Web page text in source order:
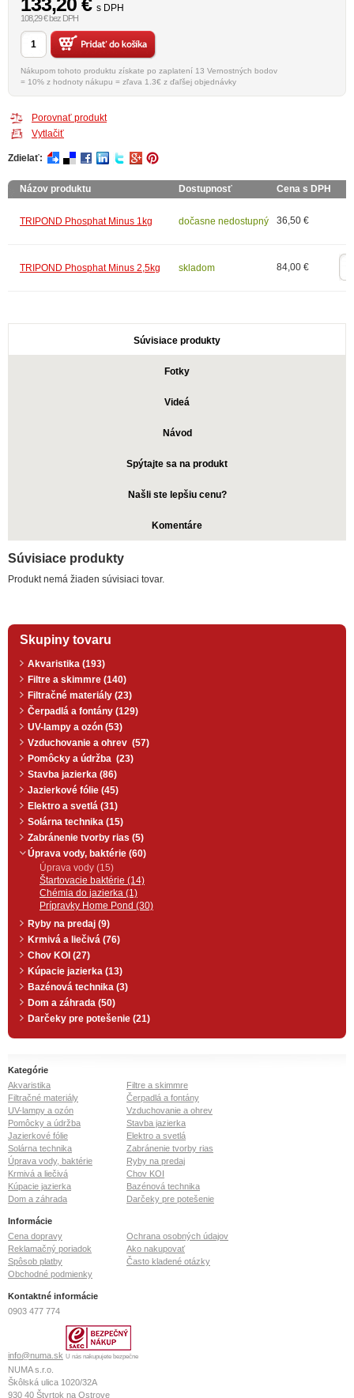
s DPH
108,29 € bez DPH
Nákupom tohoto produktu získate po zaplatení 13 Vernostných bodov
= 10% z hodnoty nákupu = zľava 1.3€ z ďaľšej objednávky
Porovnať produkt
Vytlačiť
Zdielať:
Názov produktu Dostupnosť Cena s DPH
TRIPOND Phosphat Minus 1kg dočasne nedostupný 36,50 €
TRIPOND Phosphat Minus 2,5kg skladom 84,00 €
Súvisiace produkty
Fotky
Videá
Návod
Spýtajte sa na produkt
Našli ste lepšiu cenu?
Komentáre
Súvisiace produkty
Produkt nemá žiaden súvisiaci tovar.
Skupiny tovaru
Akvaristika (193)
Filtre a skimmre (140)
Filtračné materiály (23)
Čerpadlá a fontány (129)
UV-lampy a ozón (53)
Vzduchovanie a ohrev (57)
Pomôcky a údržba (23)
Stavba jazierka (86)
Jazierkové fólie (45)
Elektro a svetlá (31)
Solárna technika (15)
Zabránenie tvorby rias (5)
Úprava vody, baktérie (60)
Úprava vody (15)
Štartovacie baktérie (14)
Chémia do jazierka (1)
Prípravky Home Pond (30)
Ryby na predaj (9)
Krmivá a liečivá (76)
Chov KOI (27)
Kúpacie jazierka (13)
Bazénová technika (3)
Dom a záhrada (50)
Darčeky pre potešenie (21)
Kategórie
Akvaristika
Filtre a skimmre
Filtračné materiály
Čerpadlá a fontány
UV-lampy a ozón
Vzduchovanie a ohrev
Pomôcky a údržba
Stavba jazierka
Jazierkové fólie
Elektro a svetlá
Solárna technika
Zabránenie tvorby rias
Úprava vody, baktérie
Ryby na predaj
Krmivá a liečivá
Chov KOI
Kúpacie jazierka
Bazénová technika
Dom a záhrada
Darčeky pre potešenie
Informácie
Cena dopravy
Ochrana osobných údajov
Reklamačný poriadok
Ako nakupovať
Spôsob platby
Často kladené otázky
Obchodné podmienky
Kontaktné informácie
0903 477 774
info@numa.sk U nás nakupujete bezpečne
NUMA s.r.o.
Škôlská ulica 1020/32A
930 40 Štvrtok na Ostrove